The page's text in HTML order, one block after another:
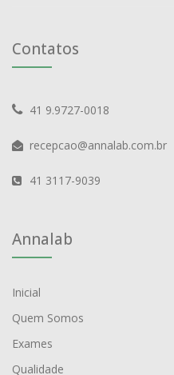
Contatos
41 9.9727-0018
recepcao@annalab.com.br
41 3117-9039
Annalab
Inicial
Quem Somos
Exames
Qualidade